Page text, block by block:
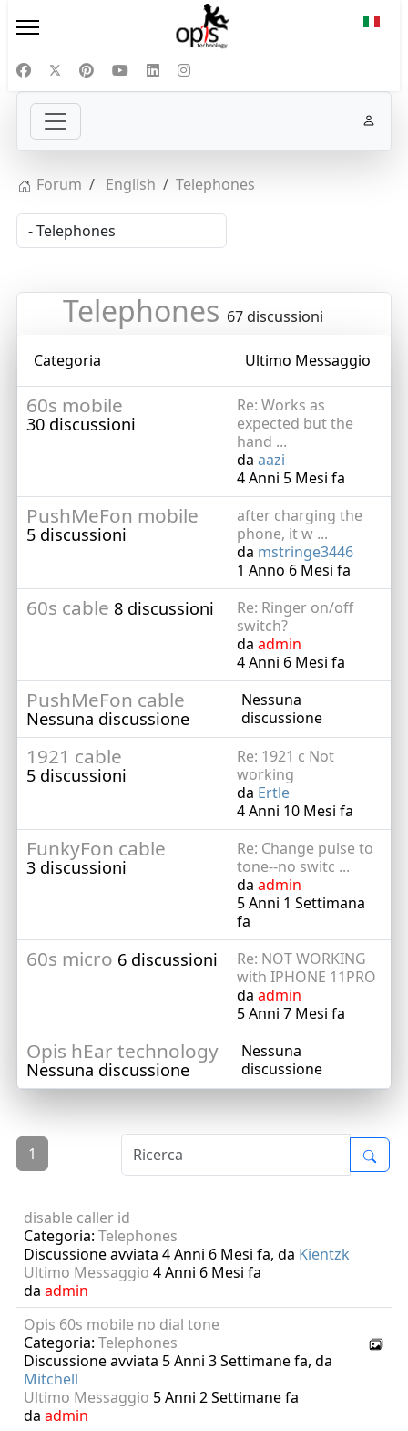
Forum English Telephones
Telephones 67 discussioni
Categoria Ultimo Messaggio
60s mobile
30 discussioni
Re: Works as
expected but the
hand ...
da aazi
4 Anni 5 Mesi fa
PushMeFon mobile
5 discussioni
after charging the
phone, it w ...
da mstringe3446
1 Anno 6 Mesi fa
60s cable 8 discussioni
Re: Ringer on/off
switch?
da admin
4 Anni 6 Mesi fa
PushMeFon cable
Nessuna discussione
Nessuna
discussione
1921 cable
5 discussioni
Re: 1921 c Not
working
da Ertle
4 Anni 10 Mesi fa
FunkyFon cable
3 discussioni
Re: Change pulse to
tone--no switc ...
da admin
5 Anni 1 Settimana
fa
60s micro 6 discussioni
Re: NOT WORKING
with IPHONE 11PRO
da admin
5 Anni 7 Mesi fa
Opis hEar technology
Nessuna discussione
Nessuna
discussione
1
disable caller id
Categoria: Telephones
Discussione avviata 4 Anni 6 Mesi fa, da Kientzk
Ultimo Messaggio 4 Anni 6 Mesi fa
da admin
Opis 60s mobile no dial tone
Categoria: Telephones
Discussione avviata 5 Anni 3 Settimane fa, da
Mitchell
Ultimo Messaggio 5 Anni 2 Settimane fa
da admin